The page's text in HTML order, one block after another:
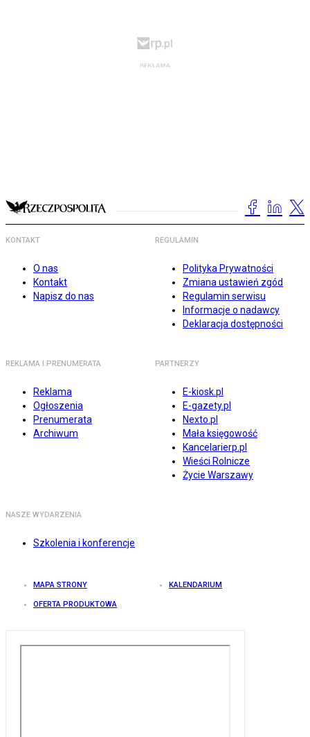
KONTAKT
O nas
Kontakt
Napisz do nas
REGULAMIN
Polityka Prywatności
Zmiana ustawień zgód
Regulamin serwisu
Informacje o nadawcy
Deklaracja dostępności
REKLAMA I PRENUMERATA
Reklama
Ogłoszenia
Prenumerata
Archiwum
PARTNERZY
E-kiosk.pl
E-gazety.pl
Nexto.pl
Mała księgowość
Kancelarierp.pl
Wieści Rolnicze
Życie Warszawy
NASZE WYDARZENIA
Szkolenia i konferencje
MAPA STRONY KALENDARIUM
OFERTA PRODUKTOWA